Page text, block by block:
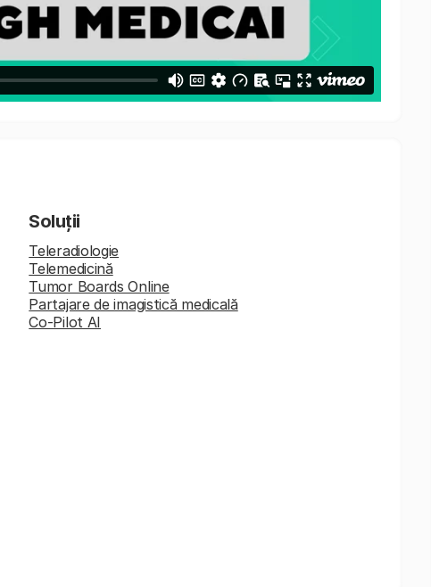
Soluții
Teleradiologie
Telemedicină
Tumor Boards Online
Partajare de imagistică medicală
Co-Pilot AI